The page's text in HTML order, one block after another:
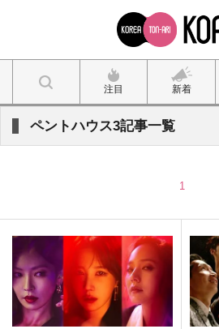
注目 新着
ペントハウス3記事一覧
1